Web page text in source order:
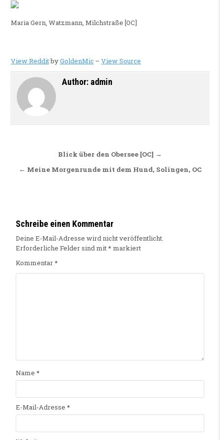
Maria Gern, Watzmann, Milchstraße [OC]
View RedditbyGoldenMic– View Source
Author: admin
Beitragsnavigation
Blick über den Obersee [OC] →
← Meine Morgenrunde mit dem Hund, Solingen, OC
Schreibe einen Kommentar
Deine E-Mail-Adresse wird nicht veröffentlicht.
Erforderliche Felder sind mit* markiert
Kommentar*
Name *
E-Mail-Adresse *